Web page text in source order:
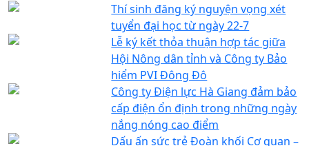
Thí sinh đăng ký nguyện vọng xét
tuyển đại học từ ngày 22-7
Lễ ký kết thỏa thuận hợp tác giữa
Hội Nông dân tỉnh và Công ty Bảo
hiểm PVI Đông Đô
Công ty Điện lực Hà Giang đảm bảo
cấp điện ổn định trong những ngày
nắng nóng cao điểm
Dấu ấn sức trẻ Đoàn khối Cơ quan –